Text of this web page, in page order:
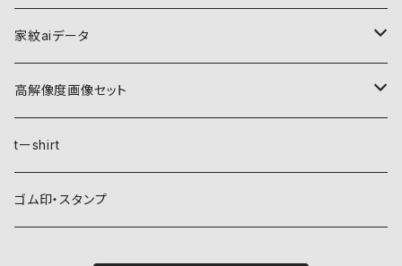
家紋aiデータ
自然紋
稲妻
霞
植物紋
葵
動物紋
高解像度画像セット
自然紋
稲妻
植物紋
tーshirt
ゴム印・スタンプ